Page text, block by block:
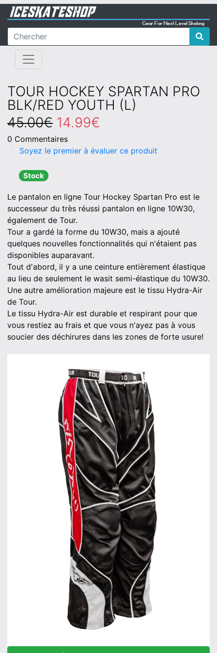
TOUR HOCKEY SPARTAN PRO
BLK/RED YOUTH (L)
45.00€ 14.99€
0 Commentaires
Soyez le premier à évaluer ce produit
Stock
Le pantalon en ligne Tour Hockey Spartan Pro est le
successeur du très réussi pantalon en ligne 10W30,
également de Tour.
Tour a gardé la forme du 10W30, mais a ajouté
quelques nouvelles fonctionnalités qui n'étaient pas
disponibles auparavant.
Tout d'abord, il y a une ceinture entièrement élastique
au lieu de seulement le wasit semi-élastique du 10W30.
Une autre amélioration majeure est le tissu Hydra-Air
de Tour.
Le tissu Hydra-Air est durable et respirant pour que
vous restiez au frais et que vous n'ayez pas à vous
soucier des déchirures dans les zones de forte usure!